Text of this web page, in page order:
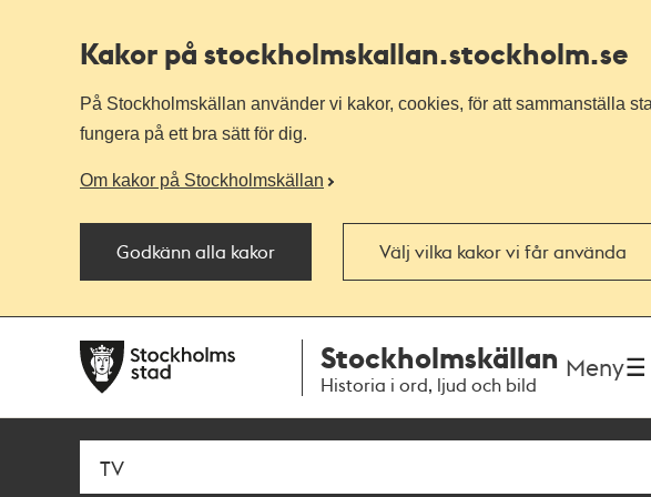
Kakor på stockholmskallan.stockholm.se
På Stockholmskällan använder vi kakor, cookies, för att sammanställa
fungera på ett bra sätt för dig.
Om kakor på Stockholmskällan
Godkänn alla kakor Välj vilka kakor vi får använda
navigationen
huvudinnehållet
Stockholmskällan
Historia i ord, ljud och bild
Meny
Sök